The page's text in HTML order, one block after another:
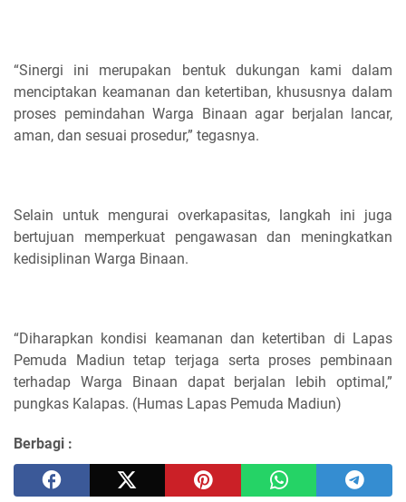
“Sinergi ini merupakan bentuk dukungan kami dalam
menciptakan keamanan dan ketertiban, khususnya dalam
proses pemindahan Warga Binaan agar berjalan lancar,
aman, dan sesuai prosedur,” tegasnya.
Selain untuk mengurai overkapasitas, langkah ini juga
bertujuan memperkuat pengawasan dan meningkatkan
kedisiplinan Warga Binaan.
“Diharapkan kondisi keamanan dan ketertiban di Lapas
Pemuda Madiun tetap terjaga serta proses pembinaan
terhadap Warga Binaan dapat berjalan lebih optimal,”
pungkas Kalapas. (Humas Lapas Pemuda Madiun)
Berbagi :